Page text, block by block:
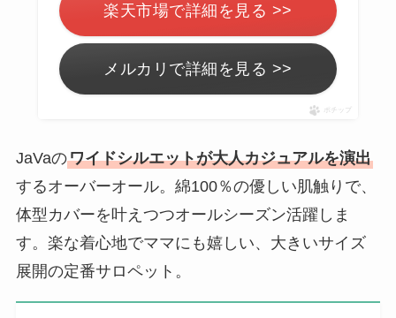
楽天市場で詳細を見る >>
メルカリで詳細を見る >>
ポチップ
JaVaのワイドシルエットが大人カジュアルを演出
するオーバーオール。綿100％の優しい肌触りで、
体型カバーを叶えつつオールシーズン活躍しま
す。楽な着心地でママにも嬉しい、大きいサイズ
展開の定番サロペット。